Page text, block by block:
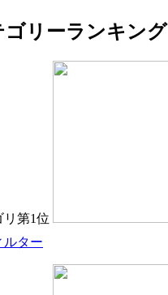
ゴリーランキング
ルター